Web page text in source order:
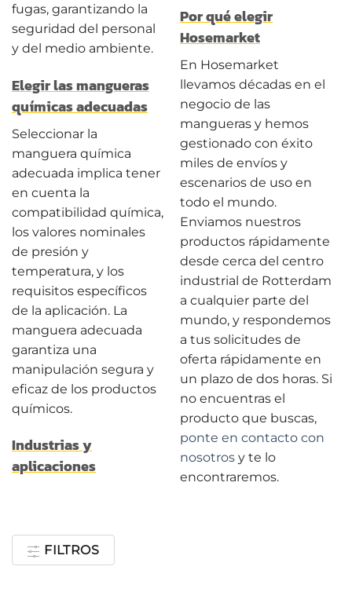
fugas, garantizando la
seguridad del personal
y del medio ambiente.
Elegir las mangueras
químicas adecuadas
Seleccionar la
manguera química
adecuada implica tener
en cuenta la
compatibilidad química,
los valores nominales
de presión y
temperatura, y los
requisitos específicos
de la aplicación. La
manguera adecuada
garantiza una
manipulación segura y
eficaz de los productos
químicos.
Industrias y
aplicaciones
Por qué elegir
Hosemarket
En Hosemarket
llevamos décadas en el
negocio de las
mangueras y hemos
gestionado con éxito
miles de envíos y
escenarios de uso en
todo el mundo.
Enviamos nuestros
productos rápidamente
desde cerca del centro
industrial de Rotterdam
a cualquier parte del
mundo, y respondemos
a tus solicitudes de
oferta rápidamente en
un plazo de dos horas. Si
no encuentras el
producto que buscas,
ponte en contacto con
nosotros y te lo
encontraremos.
FILTROS